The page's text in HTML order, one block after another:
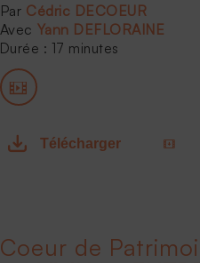
Cédric DECOEUR
Yann DEFLORAINE
Durée : 17 minutes
Télécharger
Coeur de